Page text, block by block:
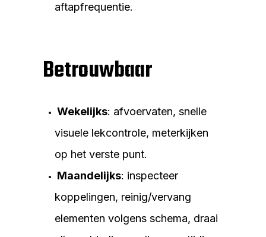
aftapfrequentie.
Betrouwbaar
Wekelijks: afvoervaten, snelle
visuele lekcontrole, meterkijken
op het verste punt.
Maandelijks: inspecteer
koppelingen, reinig/vervang
elementen volgens schema, draai